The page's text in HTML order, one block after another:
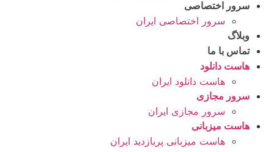
سرور اختصاصی
سرور اختصاصی ایران
وبلاگ
تماس با ما
هاست دانلود
هاست دانلود ایران
سرور مجازی
سرور مجازی ایران
هاست میزبانی
هاست میزبانی پربازدید ایران